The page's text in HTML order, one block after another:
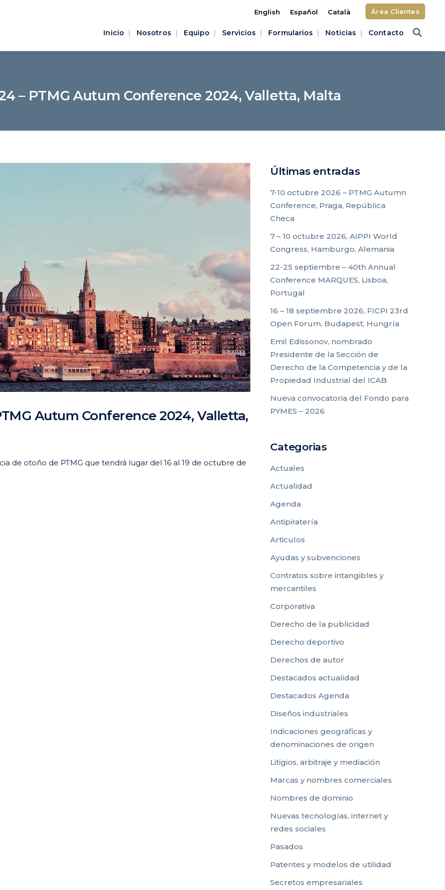
English Español Català Área Clientes
Inicio Nosotros Equipo Servicios Formularios Noticias Contacto
– PTMG Autum Conference 2024, Valletta, Malta
Autum Conference 2024, Valletta,
de otoño de PTMG que tendrá lugar del 16 al 19 de octubre de
Últimas entradas
7-10 octubre 2026 – PTMG Autumn
Conference, Praga, República
Checa
7 – 10 octubre 2026, AIPPI World
Congress, Hamburgo, Alemania
22-25 septiembre – 40th Annual
Conference MARQUES, Lisboa,
Portugal
16 – 18 septiembre 2026, FICPI 23rd
Open Forum, Budapest, Hungría
Emil Edissonov, nombrado
Presidente de la Sección de
Derecho de la Competencia y de la
Propiedad Industrial del ICAB
Nueva convocatoria del Fondo para
PYMES – 2026
Categorias
Actuales
Actualidad
Agenda
Antipiratería
Articulos
Ayudas y subvenciones
Contratos sobre intangibles y
mercantiles
Corporativa
Derecho de la publicidad
Derecho deportivo
Derechos de autor
Destacados actualidad
Destacados Agenda
Diseños industriales
Indicaciones geográficas y
denominaciones de origen
Litigios, arbitraje y mediación
Marcas y nombres comerciales
Nombres de dominio
Nuevas tecnologías, internet y
redes sociales
Pasados
Patentes y modelos de utilidad
Secretos empresariales